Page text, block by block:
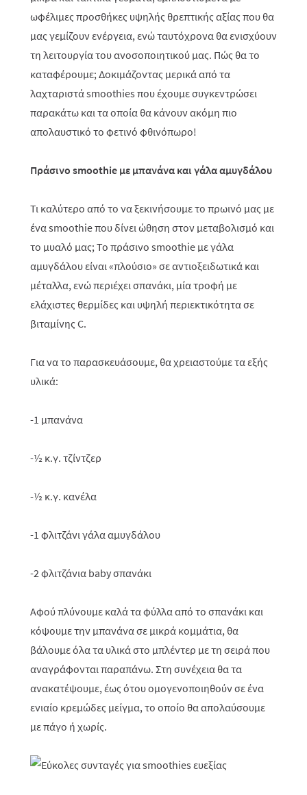
ωφέλιμες προσθήκες υψηλής θρεπτικής αξίας που θα
μας γεμίζουν ενέργεια, ενώ ταυτόχρονα θα ενισχύουν
τη λειτουργία του ανοσοποιητικού μας. Πώς θα το
καταφέρουμε; Δοκιμάζοντας μερικά από τα
λαχταριστά smoothies που έχουμε συγκεντρώσει
παρακάτω και τα οποία θα κάνουν ακόμη πιο
απολαυστικό το φετινό φθινόπωρο!
Πράσινο smoothie με μπανάνα και γάλα αμυγδάλου
Τι καλύτερο από το να ξεκινήσουμε το πρωινό μας με
ένα smoothie που δίνει ώθηση στον μεταβολισμό και
το μυαλό μας; Το πράσινο smoothie με γάλα
αμυγδάλου είναι «πλούσιο» σε αντιοξειδωτικά και
μέταλλα, ενώ περιέχει σπανάκι, μία τροφή με
ελάχιστες θερμίδες και υψηλή περιεκτικότητα σε
βιταμίνης C.
Για να το παρασκευάσουμε, θα χρειαστούμε τα εξής
υλικά:
-1 μπανάνα
-½ κ.γ. τζίντζερ
-½ κ.γ. κανέλα
-1 φλιτζάνι γάλα αμυγδάλου
-2 φλιτζάνια baby σπανάκι
Αφού πλύνουμε καλά τα φύλλα από το σπανάκι και
κόψουμε την μπανάνα σε μικρά κομμάτια, θα
βάλουμε όλα τα υλικά στο μπλέντερ με τη σειρά που
αναγράφονται παραπάνω. Στη συνέχεια θα τα
ανακατέψουμε, έως ότου ομογενοποιηθούν σε ένα
ενιαίο κρεμώδες μείγμα, το οποίο θα απολαύσουμε
με πάγο ή χωρίς.